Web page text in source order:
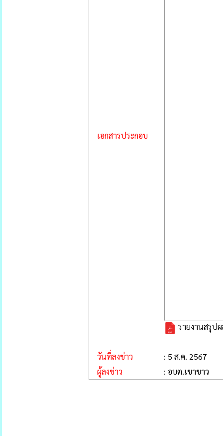
เอกสารประกอบ
รายงานสรุป
วันที่ลงข่าว
: 5 ส.ค. 2567
ผู้ลงข่าว
: อบต.เขาขาว